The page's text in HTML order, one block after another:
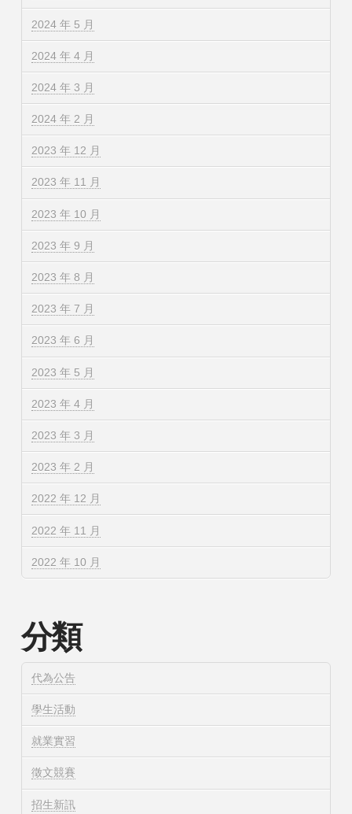
2024 年 5 月
2024 年 4 月
2024 年 3 月
2024 年 2 月
2023 年 12 月
2023 年 11 月
2023 年 10 月
2023 年 9 月
2023 年 8 月
2023 年 7 月
2023 年 6 月
2023 年 5 月
2023 年 4 月
2023 年 3 月
2023 年 2 月
2022 年 12 月
2022 年 11 月
2022 年 10 月
分類
代為公告
學生活動
就業實習
徵文競賽
招生新訊